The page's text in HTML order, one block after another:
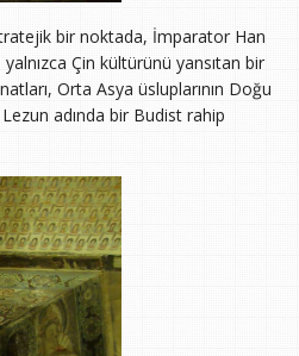
bir noktada, İmparator Han
Çin kültürünü yansıtan bir
Orta Asya üsluplarının Doğu
adında bir Budist rahip